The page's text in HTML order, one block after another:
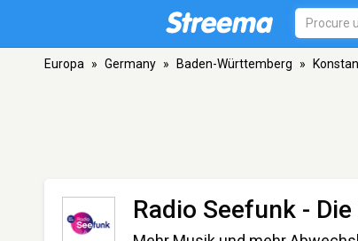
Europa » Germany » Baden-Württemberg »
Radio Seefunk -